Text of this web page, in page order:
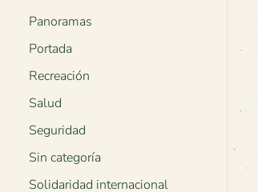
Panoramas
Portada
Recreación
Salud
Seguridad
Sin categoría
Solidaridad internacional